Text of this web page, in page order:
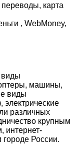
карта
, WebMoney,
виды
машины,
виды
электрические
различных
крупным
интернет-
России.